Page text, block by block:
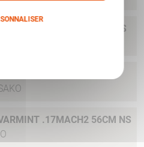
.22LR 56CM 5CPS WS
.17MACH2 56CM NS